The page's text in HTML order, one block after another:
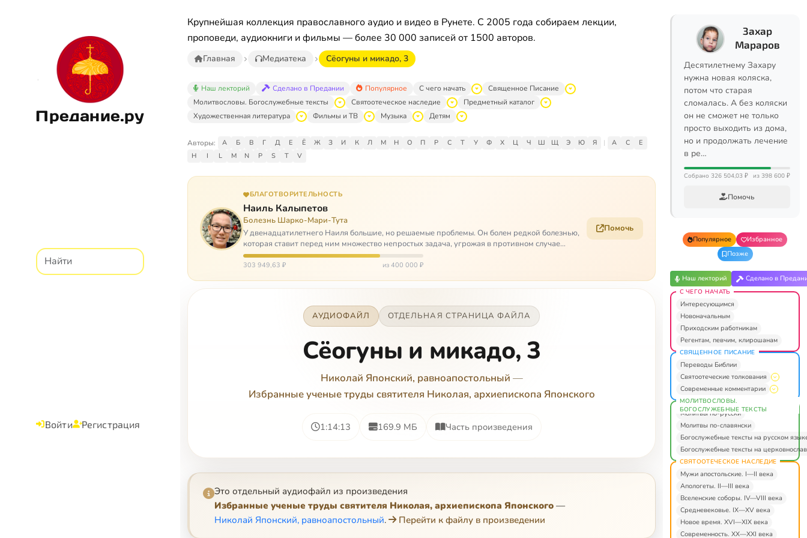
Предание.ру
Войти Регистрация
Крупнейшая коллекция православного аудио и видео в Рунете. С 2005 года собираем лекции,
проповеди, аудиокниги и фильмы — более 30 000 записей от 1500 авторов.
Главная Медиатека Сёогуны и микадо, 3
Наш лекторий Сделано в Предании Популярное С чего начать
Священное Писание
Молитвословы. Богослужебные тексты
Святоотеческое наследие
Предметный каталог
Художественная литература
Фильмы и ТВ Музыка Детям
Авторы: А Б В Г Д Е Ё Ж З И К Л М Н О П Р С Т У Ф Х Ц Ч Ш Щ Э Ю Я | A C
E
H
I L M N P S T V
БЛАГОТВОРИТЕЛЬНОСТЬ
Наиль Калыпетов
Болезнь Шарко-Мари-Тута
У двенадцатилетнего Наиля большие, но решаемые проблемы. Он болен редкой болезнью,
которая ставит перед ним множество непростых задача, угрожая в противном случае
парализацией и да…
303 949,63 ₽ из 400 000 ₽
Помочь
АУДИОФАЙЛ ОТДЕЛЬНАЯ СТРАНИЦА ФАЙЛА
Сёогуны и микадо, 3
Николай Японский, равноапостольный —
Избранные ученые труды святителя Николая, архиепископа Японского
1:14:13 169.9 МБ Часть произведения
Это отдельный аудиофайл из произведения
Избранные ученые труды святителя Николая, архиепископа Японского —
Николай Японский, равноапостольный. Перейти к файлу в произведении
Захар
Мараров
Десятилетнему Захару
нужна новая коляска,
потом что старая
сломалась. А без коляски
он не сможет не только
просто выходить из дома,
но и продолжать лечение
в ре…
Собрано 326 504,03 ₽ из 398 600 ₽
Помочь
Популярное
Избранное
Позже
Наш лекторий Сделано в
С ЧЕГО НАЧАТЬ
Интересующимся
Новоначальным
Приходским работникам
Регентам, певчим, клирошанам
СВЯЩЕННОЕ ПИСАНИЕ
Переводы Библии
Святоотеческие толкования
Современные комментарии
МОЛИТВОСЛОВЫ.
БОГОСЛУЖЕБНЫЕ ТЕКСТЫ
Молитвы по-русски
Молитвы по-славянски
Богослужебные тексты на русском
Богослужебные тексты на
СВЯТООТЕЧЕСКОЕ НАСЛЕДИЕ
Мужи апостольские. I—II века
Апологеты. II—III века
Вселенские соборы. IV—VIII века
Средневековье. IX—XV века
Новое время. XVI—XIX века
Современность. XX—XXI века